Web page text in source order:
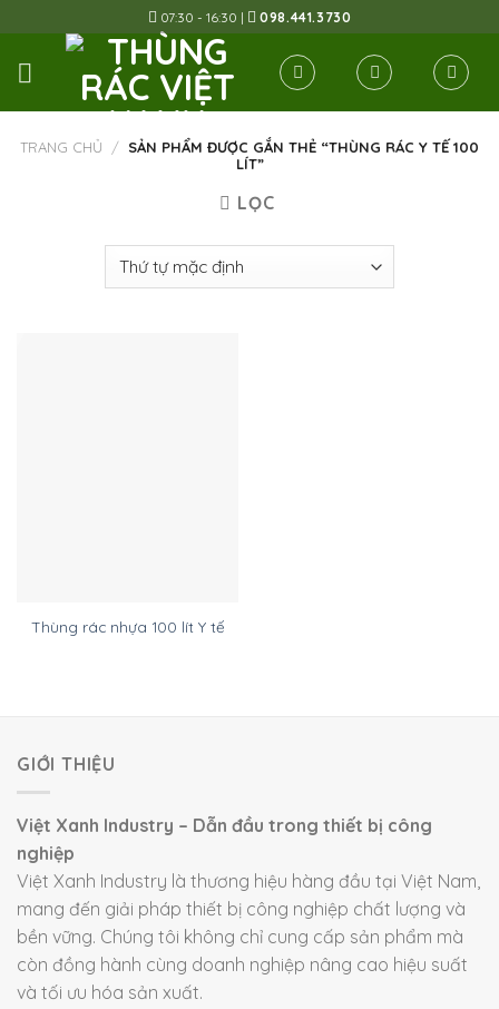
to
content
07:30 - 16:30 | 098.441.3730
TRANG CHỦ / SẢN PHẨM ĐƯỢC GẮN THẺ “THÙNG RÁC Y TẾ 100
LÍT”
LỌC
Thùng rác nhựa 100 lít Y tế
GIỚI THIỆU
Việt Xanh Industry – Dẫn đầu trong thiết bị công
nghiệp
Việt Xanh Industry là thương hiệu hàng đầu tại Việt Nam,
mang đến giải pháp thiết bị công nghiệp chất lượng và
bền vững. Chúng tôi không chỉ cung cấp sản phẩm mà
còn đồng hành cùng doanh nghiệp nâng cao hiệu suất
và tối ưu hóa sản xuất.